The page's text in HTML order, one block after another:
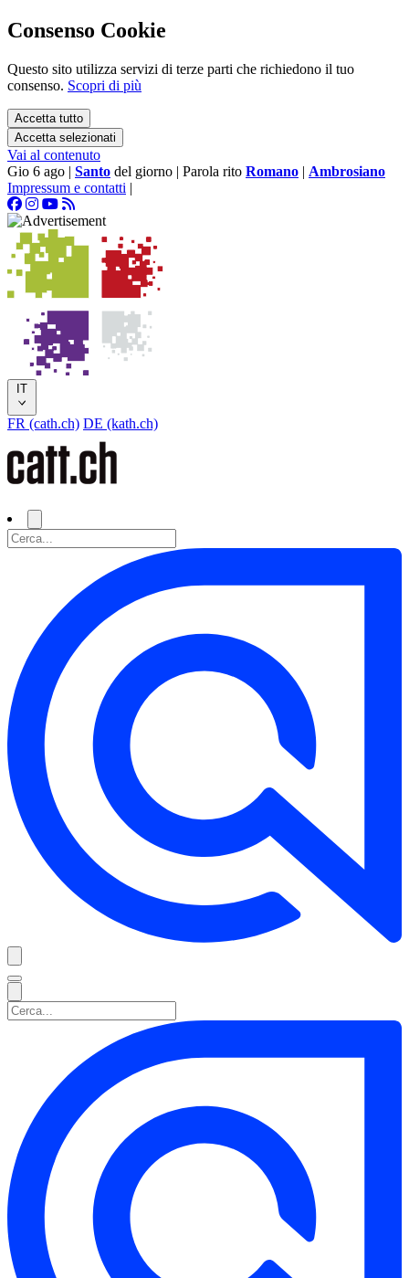
Consenso Cookie
Questo sito utilizza servizi di terze parti che richiedono il tuo
consenso. Scopri di più
Accetta tutto
Accetta selezionati
Vai al contenuto
Gio 6 ago | Santo del giorno | Parola rito Romano | Ambrosiano
Impressum e contatti |
IT
FR (cath.ch) DE (kath.ch)